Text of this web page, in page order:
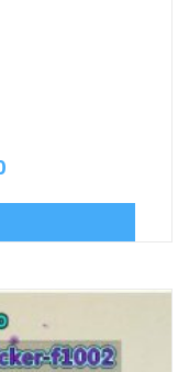
Current